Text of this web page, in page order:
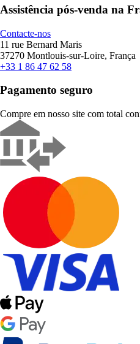
Assistência pós-venda na
Contacte-nos
11 rue Bernard Maris
37270 Montlouis-sur-Loire, França
+33 1 86 47 62 58
Pagamento seguro
Compre em nosso site com total